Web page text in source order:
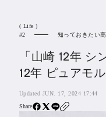
Car Watch
住宅ローン
SBIネオト
( Life )
2
知っておきたい
「山崎 12年
12年 ピュアモ
Updated JUN. 17, 2024 17:44
Share